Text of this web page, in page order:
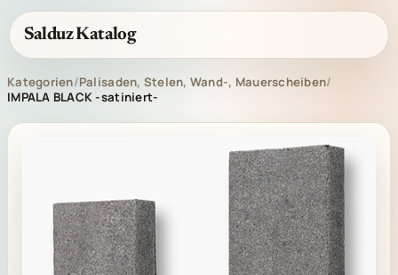
Salduz Katalog
Kategorien/Palisaden, Stelen, Wand-, Mauerscheiben/
IMPALA BLACK -satiniert-